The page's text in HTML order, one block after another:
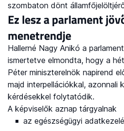
szombaton dönt
Ez lesz a parlament
menetrendje
Hallerné Nagy Anikó a
ismertetve elmondta, hogy a
Péter miniszterelnök napirend
majd interpellációkkal, azonnali
kérdésekkel folytatódik.
A képviselők aznap tárgyalnak
az egészségügyi